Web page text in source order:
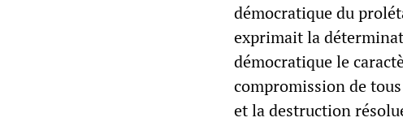
démocratique du
exprimait la
démocratique le
compromission de
et la destruction